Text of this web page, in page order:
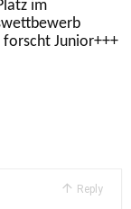
im
forscht Junior+++
Reply